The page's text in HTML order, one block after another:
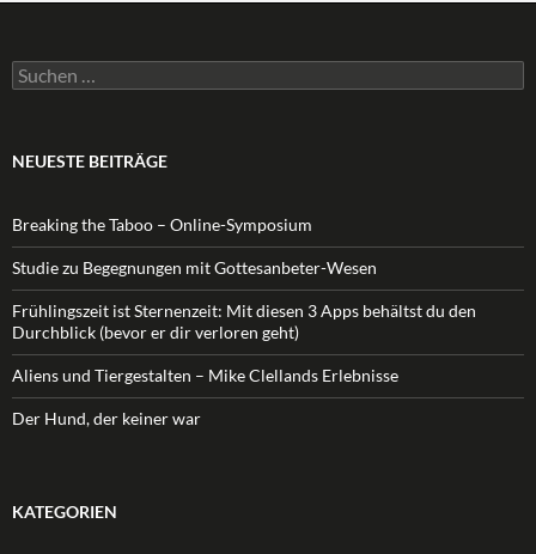
Suchen
nach:
NEUESTE BEITRÄGE
Breaking the Taboo – Online-Symposium
Studie zu Begegnungen mit Gottesanbeter-Wesen
Frühlingszeit ist Sternenzeit: Mit diesen 3 Apps behältst du den
Durchblick (bevor er dir verloren geht)
Aliens und Tiergestalten – Mike Clellands Erlebnisse
Der Hund, der keiner war
KATEGORIEN